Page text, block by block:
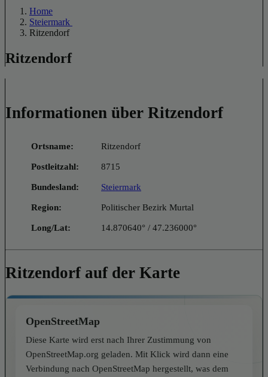
Home
Steiermark
Ritzendorf
Ritzendorf
Informationen über Ritzendorf
Ortsname: Ritzendorf
Postleitzahl: 8715
Bundesland: Steiermark
Region: Politischer Bezirk Murtal
Long/Lat: 14.870640° / 47.236000°
Ritzendorf auf der Karte
OpenStreetMap
Diese Karte wird erst nach Ihrer Zustimmung von
OpenStreetMap.org geladen. Mit Klick wird dann eine
Verbindung nach OpenStreetMap hergestellt, was dem